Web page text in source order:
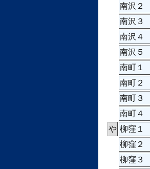
南沢２
南沢３
南沢４
南沢５
南町１
南町２
南町３
南町４
や 柳窪１
柳窪２
柳窪３